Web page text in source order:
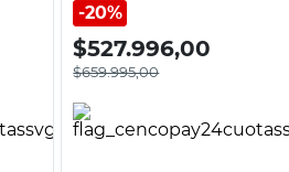
20%
$527.996,00
$659.995,00